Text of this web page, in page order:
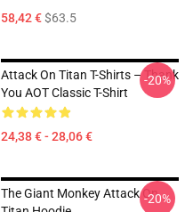
58,42 €$63.5
Attack On Titan T-Shirts – Thank
You AOT Classic T-Shirt
24,38 € - 28,06 €
-20%
The Giant Monkey Attack On-20%